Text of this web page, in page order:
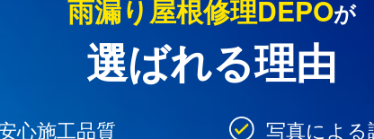
雨漏り屋根修理DEPOが
選ばれる理由
心施工品質
写真による